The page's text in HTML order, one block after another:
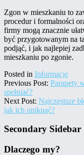
Zgon w mieszkaniu to
procedur i formalności
firmy mogą znacznie
być przygotowanym na
podjąć, i jak najlepiej
mieszkaniu po zgonie.
Posted in Informacje
Previous Post: Parapety
spełniać?
Next Post: Najczęstsze
jak ich uniknąć?
Secondary Sidebar
Dlaczego my?